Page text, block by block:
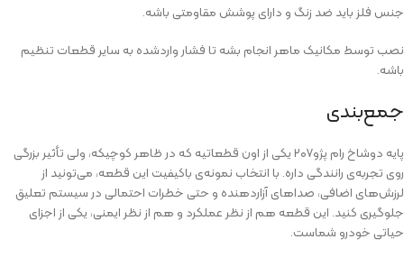
جنس فلز باید ضد زنگ و دارای پوشش مقاومتی باشه.
نصب توسط مکانیک ماهر انجام بشه تا فشار واردشده به سایر قطعات تنظیم
باشه.
جمع‌بندی
پایه دوشاخ رام پژو۲۰۷ یکی از اون قطعاتیه که در ظاهر کوچیکه، ولی تأثیر بزرگی
روی تجربه‌ی رانندگی داره. با انتخاب نمونه‌ی باکیفیت این قطعه، می‌تونید از
لرزش‌های اضافی، صداهای آزاردهنده و حتی خطرات احتمالی در سیستم تعلیق
جلوگیری کنید. این قطعه هم از نظر عملکرد و هم از نظر ایمنی، یکی از اجزای
حیاتی خودرو شماست.